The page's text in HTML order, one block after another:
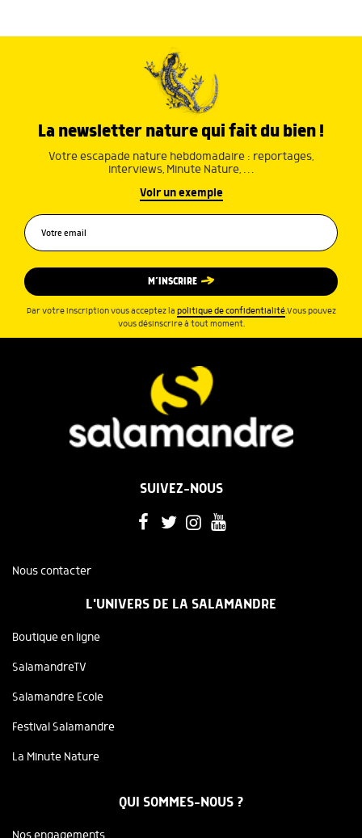
La newsletter nature qui fait du bien !
Votre escapade nature hebdomadaire : reportages,
interviews, Minute Nature, …
Voir un exemple
M’INSCRIRE
Par votre inscription vous acceptez la politique de confidentialité.Vous pouvez
vous désinscrire à tout moment.
SUIVEZ-NOUS
Nous contacter
L'UNIVERS DE LA SALAMANDRE
Boutique en ligne
SalamandreTV
Salamandre Ecole
Festival Salamandre
La Minute Nature
QUI SOMMES-NOUS ?